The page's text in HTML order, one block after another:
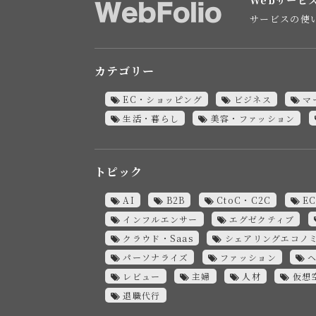
サービスの使
カテゴリー
EC・ショッピング ビジネス マ
生活・暮らし
美容・ファッション
トピック
AI B2B CtoC・C2C EC
インフルエンサー
エグゼクティブ
クラウド・Saas
シェアリングエコノ
パーソナライズ
ファッション
レビュー
主婦 人材 仮想
退職代行